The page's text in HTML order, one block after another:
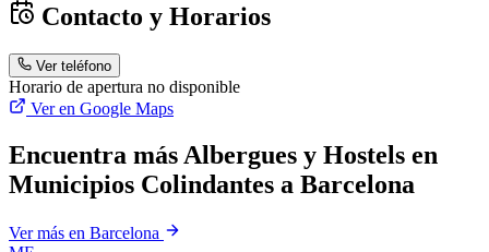
Contacto y Horarios
Ver teléfono
Horario de apertura no disponible
Ver en Google Maps
Encuentra más Albergues y Hostels en
Municipios Colindantes a Barcelona
Ver más en Barcelona